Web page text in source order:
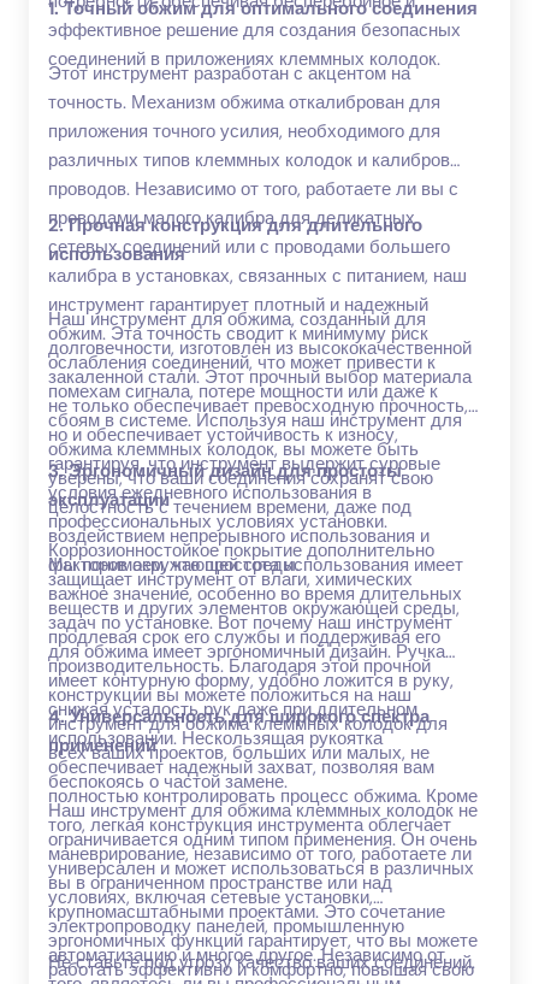
эффективное решение для создания безопасных
соединений в приложениях клеммных колодок.
1. Точный обжим для оптимального соединения
Этот инструмент разработан с акцентом на
точность. Механизм обжима откалиброван для
приложения точного усилия, необходимого для
различных типов клеммных колодок и калибров
проводов. Независимо от того, работаете ли вы с
проводами малого калибра для деликатных
сетевых соединений или с проводами большего
калибра в установках, связанных с питанием, наш
инструмент гарантирует плотный и надежный
обжим. Эта точность сводит к минимуму риск
ослабления соединений, что может привести к
помехам сигнала, потере мощности или даже к
сбоям в системе. Используя наш инструмент для
обжима клеммных колодок, вы можете быть
уверены, что ваши соединения сохранят свою
целостность с течением времени, даже под
воздействием непрерывного использования и
факторов окружающей среды.
2. Прочная конструкция для длительного
использования
Наш инструмент для обжима, созданный для
долговечности, изготовлен из высококачественной
закаленной стали. Этот прочный выбор материала
не только обеспечивает превосходную прочность,
но и обеспечивает устойчивость к износу,
гарантируя, что инструмент выдержит суровые
условия ежедневного использования в
профессиональных условиях установки.
Коррозионностойкое покрытие дополнительно
защищает инструмент от влаги, химических
веществ и других элементов окружающей среды,
продлевая срок его службы и поддерживая его
производительность. Благодаря этой прочной
конструкции вы можете положиться на наш
инструмент для обжима клеммных колодок для
всех ваших проектов, больших или малых, не
беспокоясь о частой замене.
3. Эргономичный дизайн для простоты
эксплуатации
Мы понимаем, что простота использования имеет
важное значение, особенно во время длительных
задач по установке. Вот почему наш инструмент
для обжима имеет эргономичный дизайн. Ручка
имеет контурную форму, удобно ложится в руку,
снижая усталость рук даже при длительном
использовании. Нескользящая рукоятка
обеспечивает надежный захват, позволяя вам
полностью контролировать процесс обжима. Кроме
того, легкая конструкция инструмента облегчает
маневрирование, независимо от того, работаете ли
вы в ограниченном пространстве или над
крупномасштабными проектами. Это сочетание
эргономичных функций гарантирует, что вы можете
работать эффективно и комфортно, повышая свою
4. Универсальность для широкого спектра
применений
Наш инструмент для обжима клеммных колодок не
ограничивается одним типом применения. Он очень
универсален и может использоваться в различных
условиях, включая сетевые установки,
электропроводку панелей, промышленную
автоматизацию и многое другое. Независимо от
Не ставьте под угрозу качество ваших соединений.